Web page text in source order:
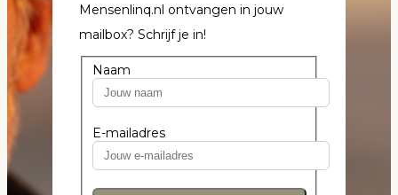
Mensenlinq.nl ontvangen in jouw
mailbox? Schrijf je in!
Naam
E-mailadres